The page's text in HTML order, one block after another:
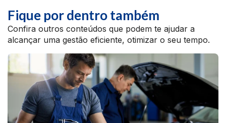
Fique por dentro também
Confira outros conteúdos que podem te ajudar a
alcançar uma gestão eficiente, otimizar o seu tempo.